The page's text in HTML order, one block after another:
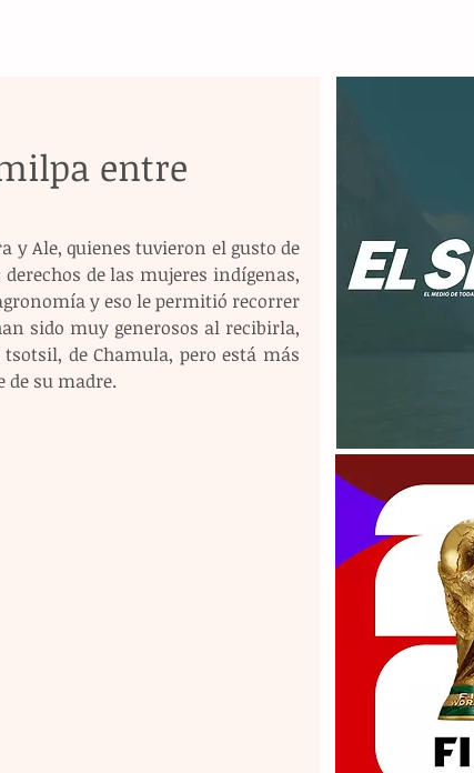
entre
y Ale, quienes tuvieron el gusto de
de las mujeres indígenas,
y eso le permitió recorrer
sido muy generosos al recibirla,
de Chamula, pero está más
de su madre.